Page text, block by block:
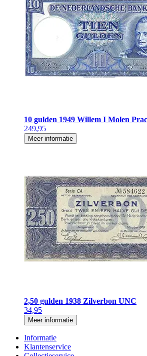
10 gulden 1949 Willem I Molen
249,95
Meer informatie
2,50 gulden 1938 Zilverbon UNC
34,95
Meer informatie
Informatie
Klantenservice